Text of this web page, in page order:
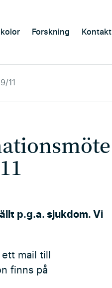
Forskning Kontakt
11
p.g.a. sjukdom. Vi
mail till
finns på